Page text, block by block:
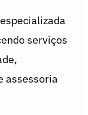
serviços
assessoria